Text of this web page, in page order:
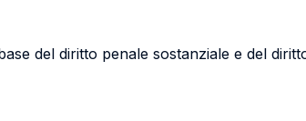
del diritto penale sostanziale e del